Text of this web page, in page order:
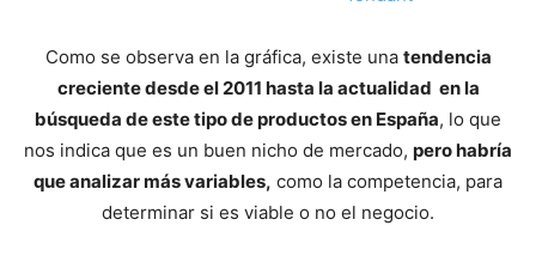
Como se observa en la gráfica, existe una tendencia
creciente desde el 2011 hasta la actualidad en la
búsqueda de este tipo de productos en España, lo que
nos indica que es un buen nicho de mercado, pero habría
que analizar más variables, como la competencia, para
determinar si es viable o no el negocio.